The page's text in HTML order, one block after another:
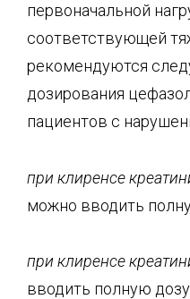
первоначальной
соответствующей
рекомендуются
дозирования
пациентов с
при клиренсе
можно вводить
при клиренсе
вводить полную